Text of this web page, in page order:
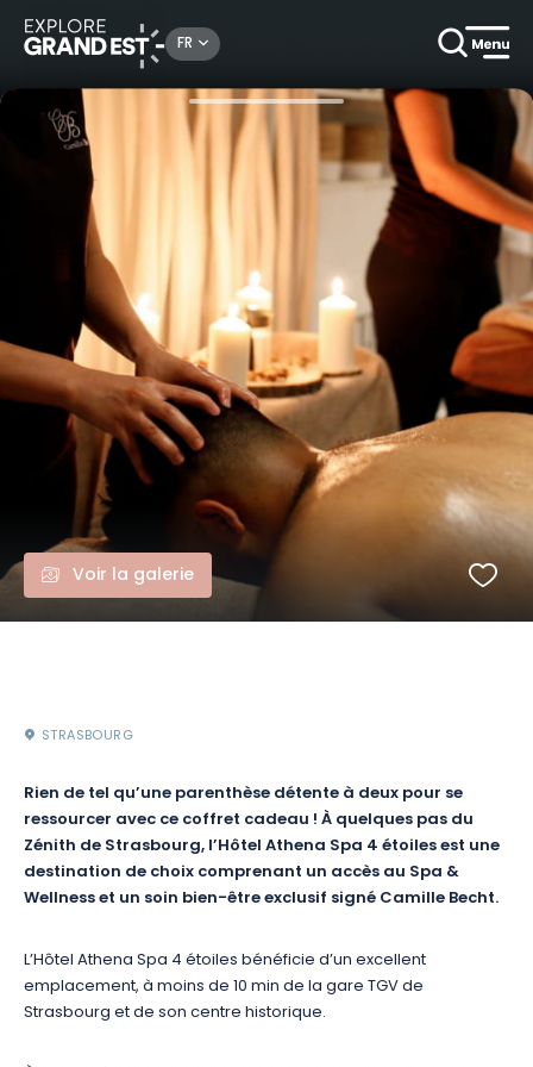
FR
Bien-être Parenthèse détente à 2 à l'Hôtel Athena
Voir la galerie
STRASBOURG
Rien de tel qu’une parenthèse détente à deux pour se
ressourcer avec ce coffret cadeau ! À quelques pas du
Zénith de Strasbourg, l’Hôtel Athena Spa 4 étoiles est une
destination de choixcomprenant un accès au Spa &
Wellness et un soin bien-être exclusif signé Camille Becht.
L’Hôtel Athena Spa 4 étoiles bénéficie d’un excellent
emplacement, à moins de 10 min de la gare TGV de
Strasbourg et de son centre historique.